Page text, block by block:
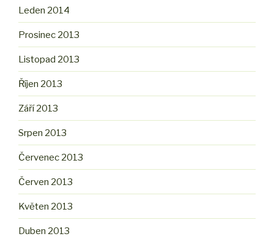
Leden 2014
Prosinec 2013
Listopad 2013
Říjen 2013
Září 2013
Srpen 2013
Červenec 2013
Červen 2013
Květen 2013
Duben 2013